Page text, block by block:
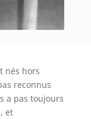
nés hors
reconnus
a pas toujours
et